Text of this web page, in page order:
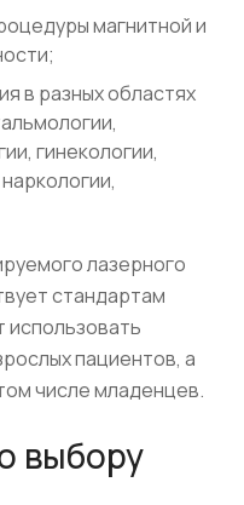
магнитной и
в разных областях
гинекологии,
лазерного
стандартам
использовать
пациентов, а
числе младенцев.
выбору